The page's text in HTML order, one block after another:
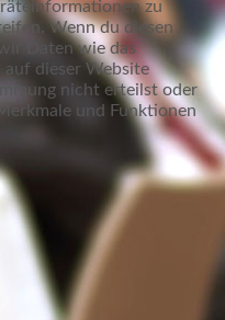
zu
Wenn du diesen
Daten wie das
dieser Website
nicht erteilst oder
und Funktionen